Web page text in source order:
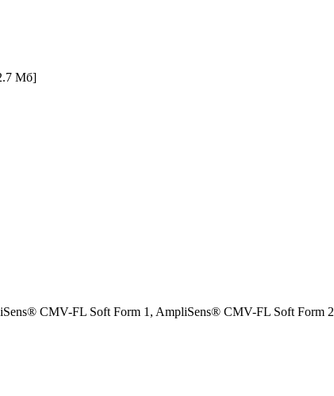
Мб]
CMV-FL Soft Form 1, AmpliSens® CMV-FL Soft Form 2